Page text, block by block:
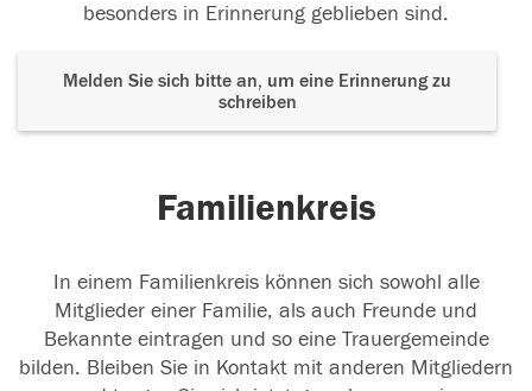
besonders in Erinnerung geblieben sind.
Melden Sie sich bitte an, um eine Erinnerung zu
schreiben
Familienkreis
In einem Familienkreis können sich sowohl alle
Mitglieder einer Familie, als auch Freunde und
Bekannte eintragen und so eine Trauergemeinde
bilden. Bleiben Sie in Kontakt mit anderen Mitgliedern